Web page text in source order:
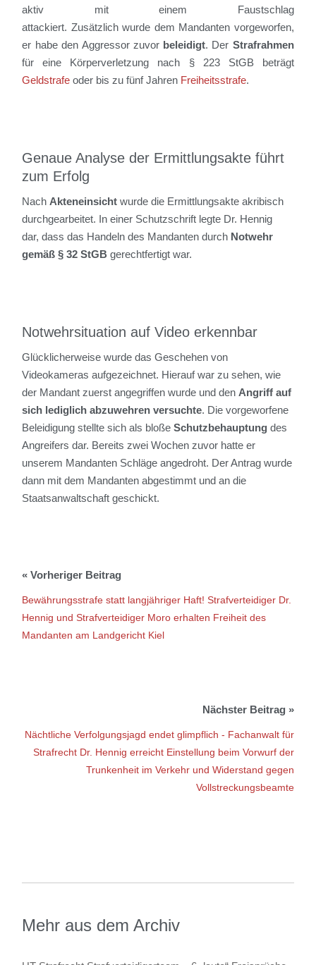
aktiv mit einem Faustschlag
attackiert. Zusätzlichwurde dem Mandanten vorgeworfen,
er habe den Aggressorzuvor beleidigt. Der Strafrahmen
für eine Körperverletzung nach § 223 StGB beträgt
Geldstrafe oder bis zu fünf Jahren Freiheitsstrafe.
Genaue Analyse der Ermittlungsakte führt
zum Erfolg
Nach Akteneinsicht wurde die Ermittlungsakte akribisch
durchgearbeitet. Ineiner Schutzschrift legte Dr. Hennig
dar,dassdas Handeln des Mandanten durch Notwehr
gemäß § 32 StGB gerechtfertigt war.
Notwehrsituation auf Video erkennbar
Glücklicherweise wurde das Geschehen von
Videokameras aufgezeichnet. Hierauf war zu sehen, wie
der Mandant zuerst angegriffen wurde und den Angriff auf
sich lediglich abzuwehren versuchte. Die vorgeworfene
Beleidigung stellte sich als bloßeSchutzbehauptung des
Angreifers dar. Bereits zwei Wochen zuvor hatte er
unserem Mandanten Schläge angedroht. Der Antrag wurde
dann mit dem Mandanten abgestimmt und an die
Staatsanwaltschaft geschickt.
Bewährungsstrafe statt langjähriger Haft! Strafverteidiger Dr.
Hennig und Strafverteidiger Moro erhalten Freiheit des
Mandanten am Landgericht Kiel
Nächtliche Verfolgungsjagd endet glimpflich - Fachanwalt für
Strafrecht Dr. Hennig erreicht Einstellung beim Vorwurf der
Trunkenheit im Verkehr und Widerstand gegen
Vollstreckungsbeamte
Mehr aus dem Archiv